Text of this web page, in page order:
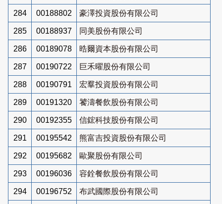
284 00188802 豪澤投資股份有限公司
285 00188937 同美股份有限公司
286 00189078 晧爾資本股份有限公司
287 00190722 巨禾曜股份有限公司
288 00190791 宏羣投資股份有限公司
289 00191320 饕濤餐飲股份有限公司
290 00192355 信鋐科技股份有限公司
291 00195542 熊富吉投資股份有限公司
292 00195682 歐聚股份有限公司
293 00196036 容銓餐飲股份有限公司
294 00196752 布武國際股份有限公司